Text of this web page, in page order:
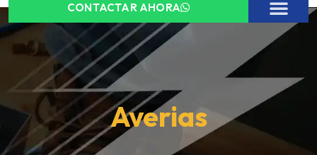
CONTACTAR AHORA
Averias